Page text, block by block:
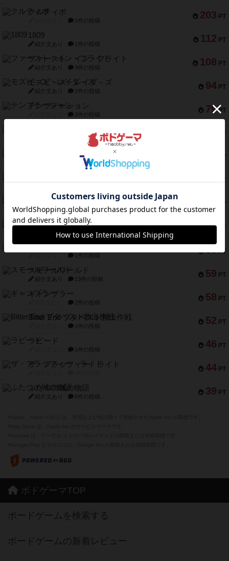
203 PT
クルティボ
1件の投稿
112 PT
1809
紹介文あり 1件の投稿
108 PT
ファースト・イン・フライト
紹介文あり 3件の投稿
94 PT
モズビ－ズ・レイダ－ズ
紹介文あり 1件の投稿
79 PT
テンプテーション
2件の投稿
PT
2件の投稿
PT
8件の投稿
73 PT
PT
アマナイト
紹介文なし 1件の投稿
66 PT
ブラヴェスト
紹介文なし 1件の投稿
60 PT
スペクタキュラー
1件の投稿
59 PT
スモールワールド
紹介文あり 13件の投稿
58 PT
ギャンブラー
2件の投稿
52 PT
Bitter End ブタペスト救出作戦
1件の投稿
46 PT
ラピード
1件の投稿
44 PT
ザ・フラッフィー・ライト
39 PT
ふたつの城の物語
紹介文あり 6件の投稿
ボドゲーマTOP
ボードゲームを検索する
ボードゲームの新着レビュー